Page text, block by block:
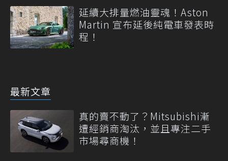
延續大排量燃油靈魂！Aston
Martin 宣布延後純電車發表時
程！
最新文章
真的賣不動了？Mitsubishi漸
遭經銷商淘汰，並且專注二手
市場尋商機！